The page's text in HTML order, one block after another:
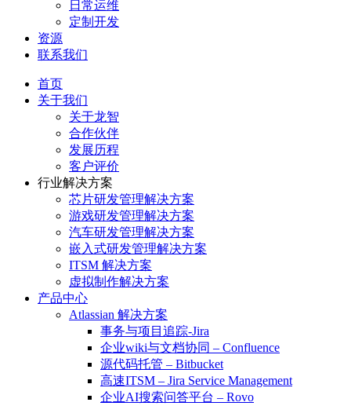
日常运维
定制开发
资源
联系我们
首页
关于我们
关于龙智
合作伙伴
发展历程
客户评价
行业解决方案
芯片研发管理解决方案
游戏研发管理解决方案
汽车研发管理解决方案
嵌入式研发管理解决方案
ITSM 解决方案
虚拟制作解决方案
产品中心
Atlassian 解决方案
事务与项目追踪-Jira
企业wiki与文档协同 – Confluence
源代码托管 – Bitbucket
高速ITSM – Jira Service Management
企业AI搜索问答平台 – Rovo